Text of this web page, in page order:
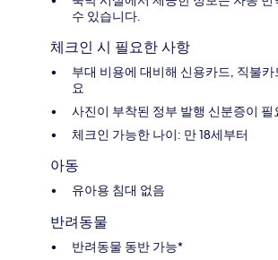
수 있습니다.
체크인 시 필요한 사항
부대 비용에 대비해 신용카드, 직불
요
사진이 부착된 정부 발행 신분증이 필
체크인 가능한 나이: 만 18세부터
아동
유아용 침대 없음
반려동물
반려동물 동반 가능*